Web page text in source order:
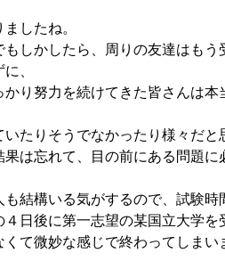
したね。
もしかしたら、周りの友達はも
、
かり努力を続けてきた皆さんは
たりそうでなかったり様々だと
は忘れて、目の前にある問題
結構いる気がするので、試験
４日後に第一志望の某国立大学を
て微妙な感じで終わってしまい